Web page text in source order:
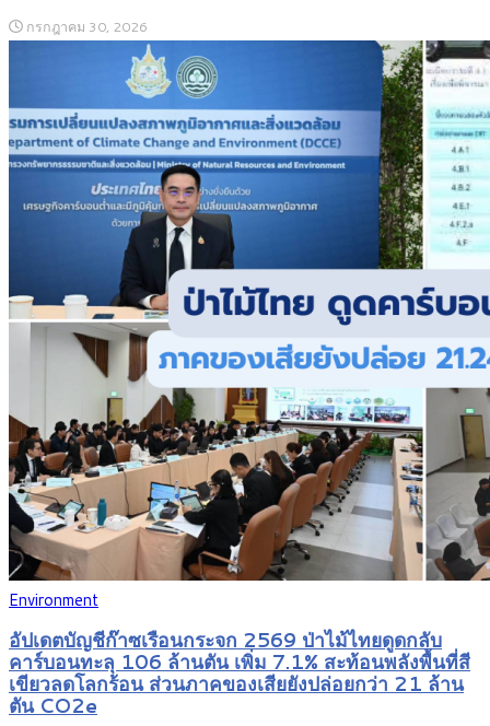
กรกฎาคม 30, 2026
Environment
อัปเดตบัญชีก๊าซเรือนกระจก 2569 ป่าไม้ไทยดูดกลับ
คาร์บอนทะลุ 106 ล้านตัน เพิ่ม 7.1% สะท้อนพลังพื้นที่สี
เขียวลดโลกร้อน ส่วนภาคของเสียยังปล่อยกว่า 21 ล้าน
ตัน CO2e